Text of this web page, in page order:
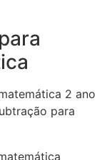
2 ano
para